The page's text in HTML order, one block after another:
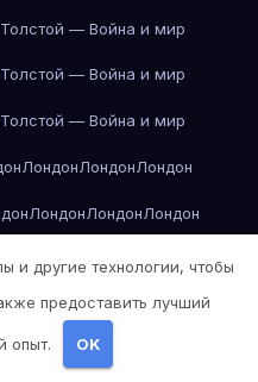
— Война и мир
— Война и мир
— Война и мир
ЛондонЛондонЛондон
ЛондонЛондонЛондон
Анджелес
АнджелесЛос-Анджелес
АнджелесЛос-Анджелес
и другие технологии, чтобы
предоставить лучший
опыт. OK